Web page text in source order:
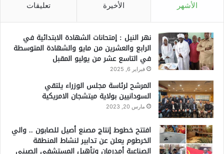
الأشهر الأخيرة تعليقات
نهر النيل : إمتحانات الشهادة الابتدائية في
الرابع والعشرين من مايو والشهادة المتوسطة
في التاسع عشر من يوليو المقبل
فبراير 6, 2025
المرشح لرئاسة مجلس الوزراء يلتقي
السودانيين بولاية ميتشجان الامريكية
مارس 20, 2023
افتتح خطوط إنتاج مصنع أصيل للصابون .. والي
الخرطوم يعلن عن تدابير لنشاط المنطقة